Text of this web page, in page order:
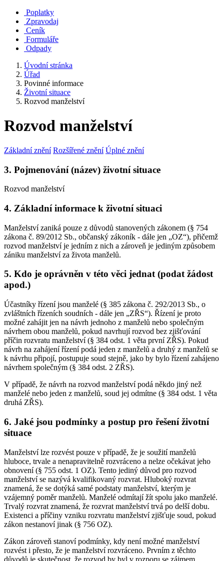
Poplatky
Zpravodaj
Ceník
Formuláře
Odpady
Úvodní stránka
Úřad
Povinné informace
Životní situace
Rozvod manželství
Rozvod manželství
Základní znění Rozšířené znění Úplné znění
3. Pojmenování (název) životní situace
Rozvod manželství
4. Základní informace k životní situaci
Manželství zaniká pouze z důvodů stanovených zákonem (§ 754
zákona č. 89/2012 Sb., občanský zákoník - dále jen „OZ“), přičemž
rozvod manželství je jedním z nich a zároveň je jediným způsobem
zániku manželství za života manželů.
5. Kdo je oprávněn v této věci jednat (podat žádost
apod.)
Účastníky řízení jsou manželé (§ 385 zákona č. 292/2013 Sb., o
zvláštních řízeních soudních - dále jen „ZŘS“). Řízení je proto
možné zahájit jen na návrh jednoho z manželů nebo společným
návrhem obou manželů, pokud navrhují rozvod bez zjišťování
příčin rozvratu manželství (§ 384 odst. 1 věta první ZŘS). Pokud
návrh na zahájení řízení podá jeden z manželů a druhý z manželů se
k návrhu připojí, postupuje soud stejně, jako by bylo řízení zahájeno
návrhem společným (§ 384 odst. 2 ZŘS).
V případě, že návrh na rozvod manželství podá někdo jiný než
manželé nebo jeden z manželů, soud jej odmítne (§ 384 odst. 1 věta
druhá ZŘS).
6. Jaké jsou podmínky a postup pro řešení životní
situace
Manželství lze rozvést pouze v případě, že je soužití manželů
hluboce, trvale a nenapravitelně rozvráceno a nelze očekávat jeho
obnovení (§ 755 odst. 1 OZ). Tento jediný důvod pro rozvod
manželství se nazývá kvalifikovaný rozvrat. Hluboký rozvrat
znamená, že se dotýká samé podstaty manželství, kterým je
vzájemný poměr manželů. Manželé odmítají žít spolu jako manželé.
Trvalý rozvrat znamená, že rozvrat manželství trvá po delší dobu.
Existenci a příčiny vzniku rozvratu manželství zjišťuje soud, pokud
zákon nestanoví jinak (§ 756 OZ).
Zákon zároveň stanoví podmínky, kdy není možné manželství
rozvést i přesto, že je manželství rozvráceno. Prvním z těchto
důvodů je skutečnost, že rozvod by byl v rozporu se zájmem